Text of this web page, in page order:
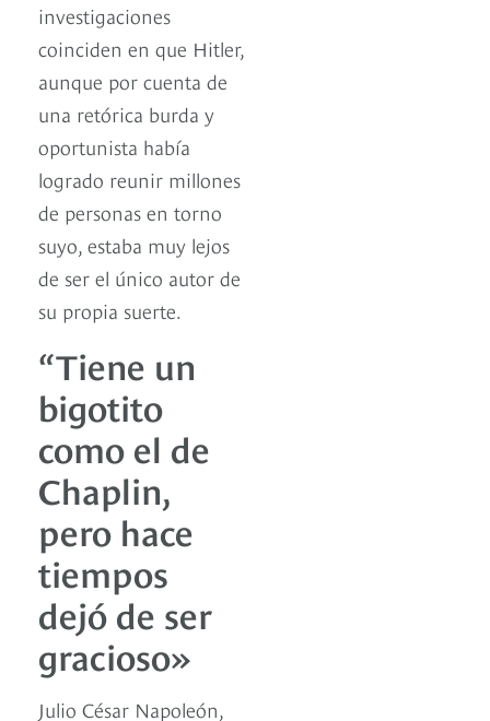
investigaciones
coinciden en que Hitler,
aunque por cuenta de
una retórica burda y
oportunista había
logrado reunir millones
de personas en torno
suyo, estaba muy lejos
de ser el único autor de
su propia suerte.
“Tiene un
bigotito
como el de
Chaplin,
pero hace
tiempos
dejó de ser
gracioso»
Julio César Napoleón,